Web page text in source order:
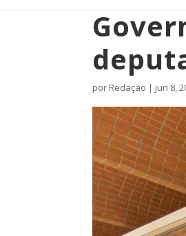
por Redação | jun 8,